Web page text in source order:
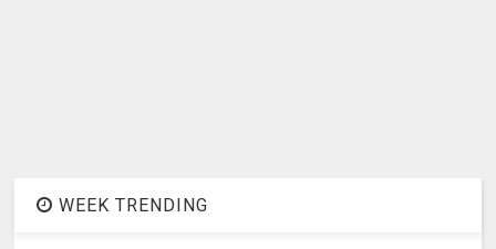
WEEK TRENDING